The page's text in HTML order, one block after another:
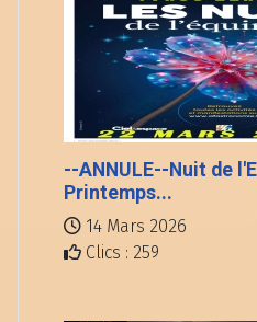
--ANNULE--Nuit de
Printemps...
14 Mars 2026
Clics : 259